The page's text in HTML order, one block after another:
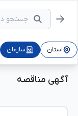
استان سازمان
آگهی مناقصه